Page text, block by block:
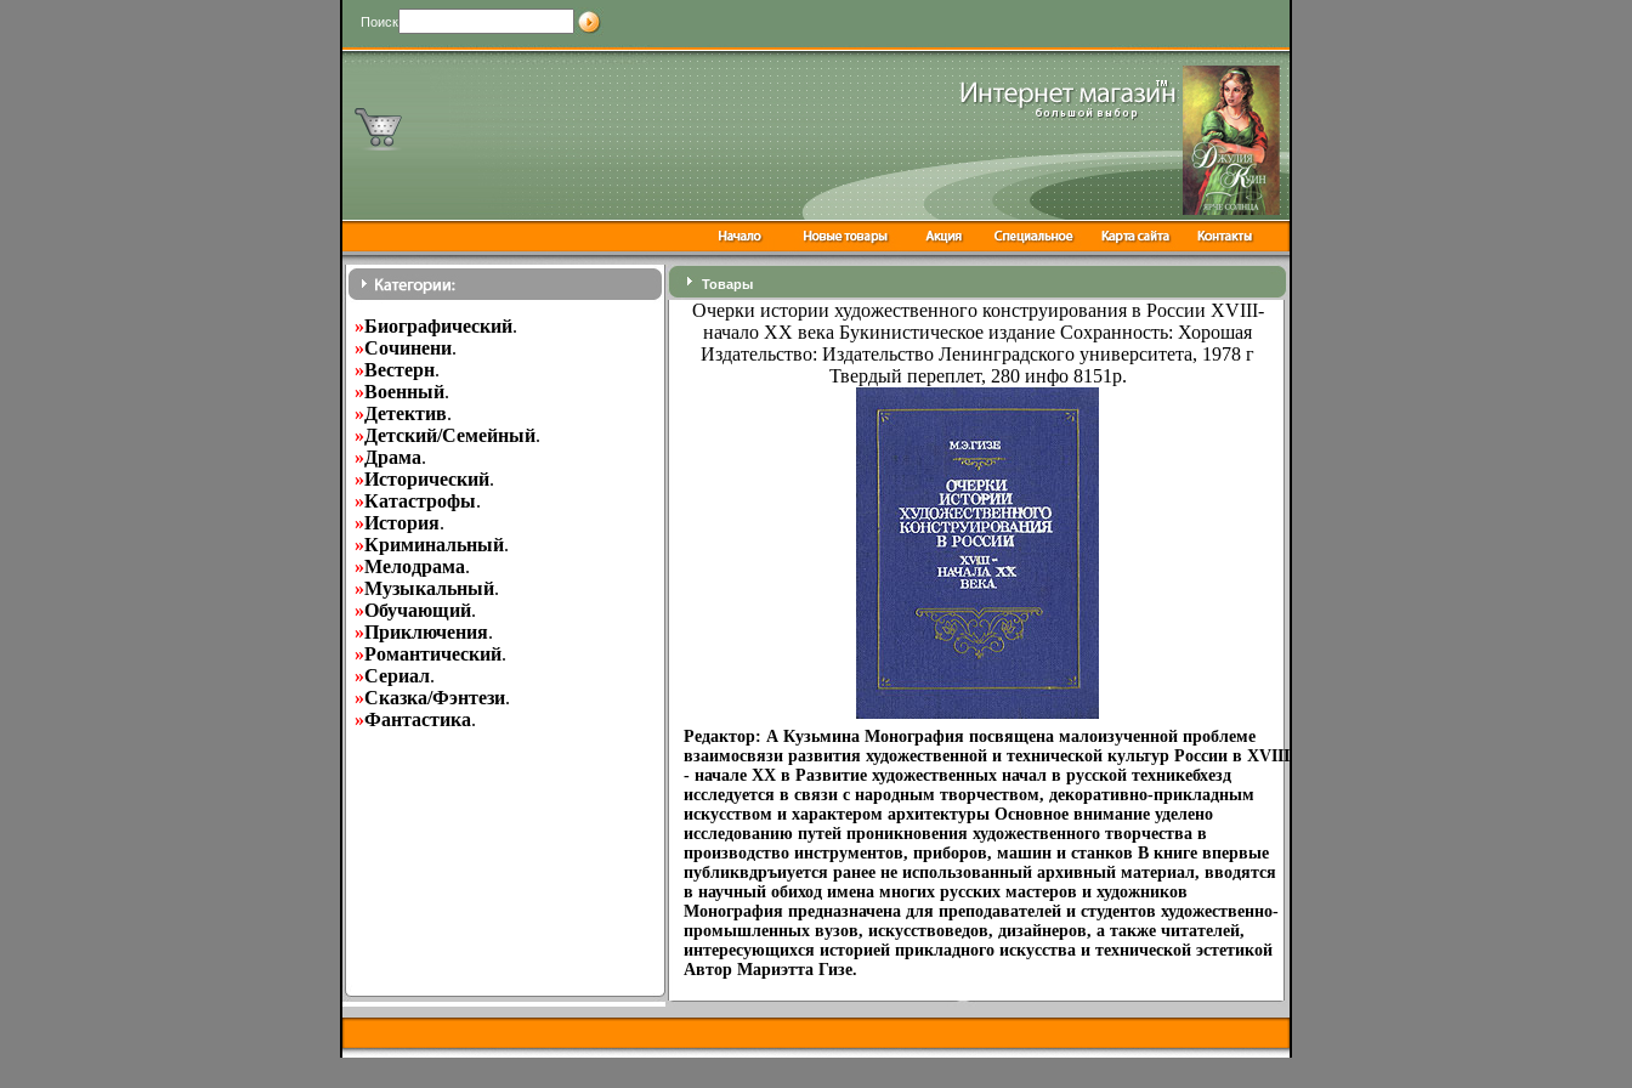
Поиск
»Биографический.
»Cочинени.
»Вестерн.
»Военный.
»Детектив.
»Детский/Семейный.
»Драма.
»Исторический.
»Катастрофы.
»История.
»Криминальный.
»Мелодрама.
»Музыкальный.
»Обучающий.
»Приключения.
»Романтический.
»Сериал.
»Сказка/Фэнтези.
»Фантастика.
Товары
Очерки истории художественного конструирования в России XVIII-
начало XX века Букинистическое издание Сохранность: Хорошая
Издательство: Издательство Ленинградского университета, 1978 г
Твердый переплет, 280 инфо 8151p.
Редактор: А Кузьмина Монография посвящена малоизученной проблеме
взаимосвязи развития художественной и технической культур России в XVIII
- начале XX в Развитие художественных начал в русской техникебхезд
исследуется в связи с народным творчеством, декоративно-прикладным
искусством и характером архитектуры Основное внимание уделено
исследованию путей проникновения художественного творчества в
производство инструментов, приборов, машин и станков В книге впервые
публиквдръиуется ранее не использованный архивный материал, вводятся
в научный обиход имена многих русских мастеров и художников
Монография предназначена для преподавателей и студентов художественно-
промышленных вузов, искусствоведов, дизайнеров, а также читателей,
интересующихся историей прикладного искусства и технической эстетикой
Автор Мариэтта Гизе.